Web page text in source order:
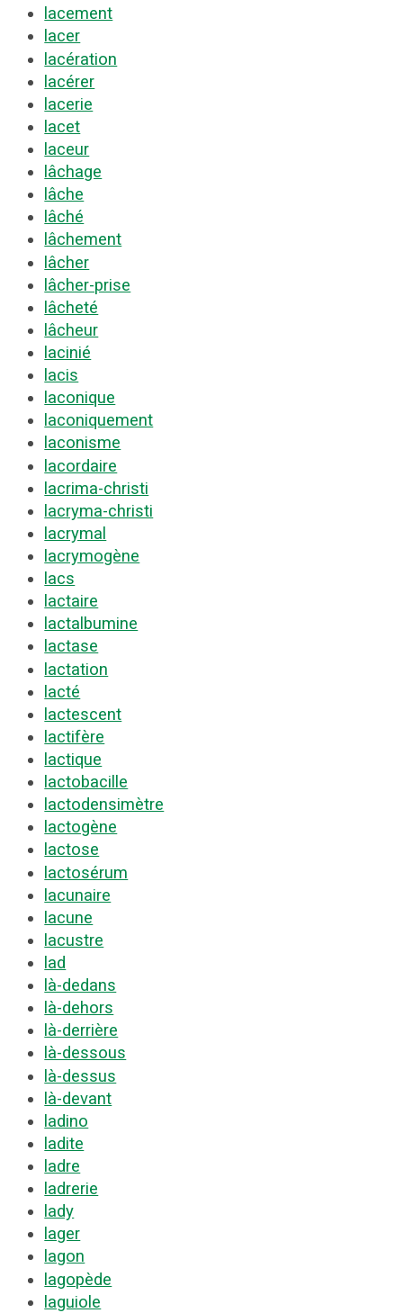
lacement
lacer
lacération
lacérer
lacerie
lacet
laceur
lâchage
lâche
lâché
lâchement
lâcher
lâcher-prise
lâcheté
lâcheur
lacinié
lacis
laconique
laconiquement
laconisme
lacordaire
lacrima-christi
lacryma-christi
lacrymal
lacrymogène
lacs
lactaire
lactalbumine
lactase
lactation
lacté
lactescent
lactifère
lactique
lactobacille
lactodensimètre
lactogène
lactose
lactosérum
lacunaire
lacune
lacustre
lad
là-dedans
là-dehors
là-derrière
là-dessous
là-dessus
là-devant
ladino
ladite
ladre
ladrerie
lady
lager
lagon
lagopède
laguiole